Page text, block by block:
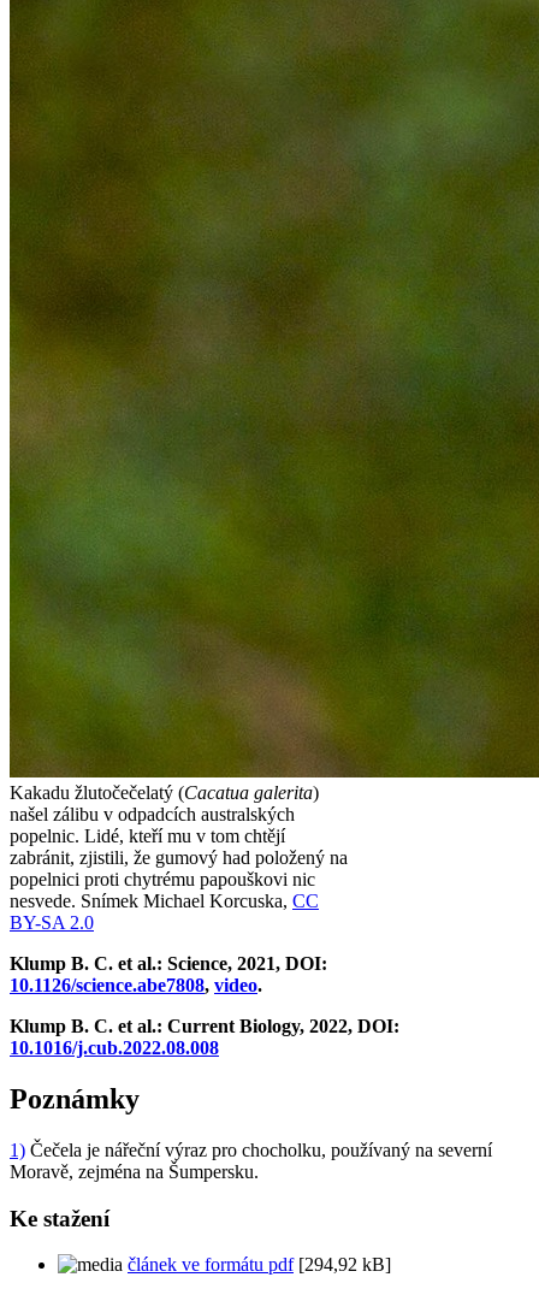
Kakadu žlutočečelatý (Cacatua galerita)
našel zálibu v odpadcích australských
popelnic. Lidé, kteří mu v tom chtějí
zabránit, zjistili, že gumový had položený na
popelnici proti chytrému papouškovi nic
nesvede. Snímek Michael Korcuska, CC
BY-SA 2.0
Klump B. C. et al.: Science, 2021, DOI:
10.1126/science.abe7808, video.
Klump B. C. et al.: Current Biology, 2022, DOI:
10.1016/j.cub.2022.08.008
Poznámky
1) Čečela je nářeční výraz pro chocholku, používaný na severní
Moravě, zejména na Šumpersku.
Ke stažení
článek ve formátu pdf[294,92 kB]